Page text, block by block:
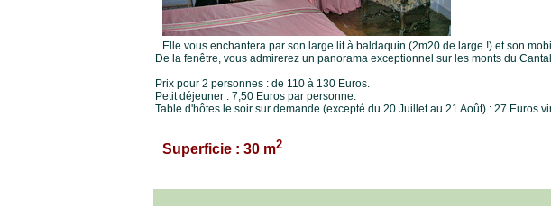
Elle vous enchantera par son large lit à baldaquin (2m20 de large !) et son
De la fenêtre, vous admirerez un panorama exceptionnel sur les monts du
Prix pour 2 personnes : de 110 à 130 Euros.
Petit déjeuner : 7,50 Euros par personne.
Table d'hôtes le soir sur demande (excepté du 20 Juillet au 21 Août) : 27 Euros
Superficie : 30 m2